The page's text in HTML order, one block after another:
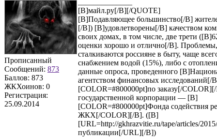
Прописанный
Сообщений: 873
Баллов: 873
ЖКХоинов: 0
Регистрация:
25.09.2014
[B]майл.ру[/B][/QUOTE]
[B]Подавляющее большинство[/B]
[/B]) [B]удовлетворены[/B] качеством
своих домах, в том числе, две трети
оценки хорошо и отлично[/B].
сталкиваются россияне в быту, чаще
снабжением водой (15%), либо с
данные опроса, проведенного
агентством финансовых
[COLOR=#800000pt]по заказу[/
государственной корпорации — [B]
[COLOR=#800000pt]Фонда содействия
ЖКХ[/COLOR][/B]. ([B]
[URL=http://gkhrazvitie.ru/tape/articles/
публикации[/URL][/B])